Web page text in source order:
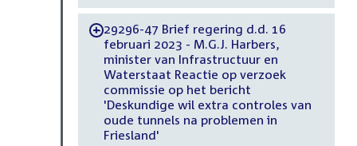
-29296-47 Brief regering d.d. 16
februari 2023 - M.G.J. Harbers,
minister van Infrastructuur en
Waterstaat Reactie op verzoek
commissie op het bericht
'Deskundige wil extra controles van
oude tunnels na problemen in
Friesland'